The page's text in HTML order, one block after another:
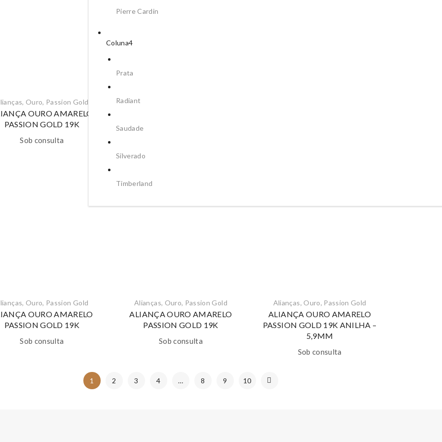
Pierre Cardin
Coluna4
Prata
Radiant
Saudade
Silverado
Timberland
, Ouro, Passion Gold
OURO AMARELO
PASSION GOLD 19K
Sob consulta
Alianças
, Ouro, Passion Gold
OURO AMARELO
PASSION GOLD 19K
Sob consulta
Alianças, Ouro, Passion Gold
ALIANÇA OURO AMARELO
PASSION GOLD 19K
Sob consulta
Alianças, Ouro, Passion Gold
ALIANÇA OURO AMARELO
PASSION GOLD 19K ANILHA –
5,9MM
Sob consulta
1 2 3 4 … 8 9 10